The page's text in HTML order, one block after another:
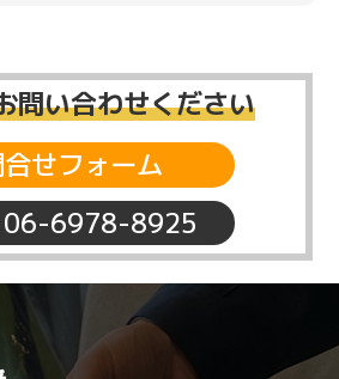
問い合わせください
6978-8925
せフォーム